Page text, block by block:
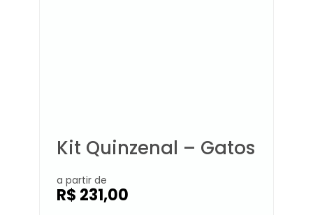
Kit Quinzenal – Gatos
a partir de
R$ 231,00